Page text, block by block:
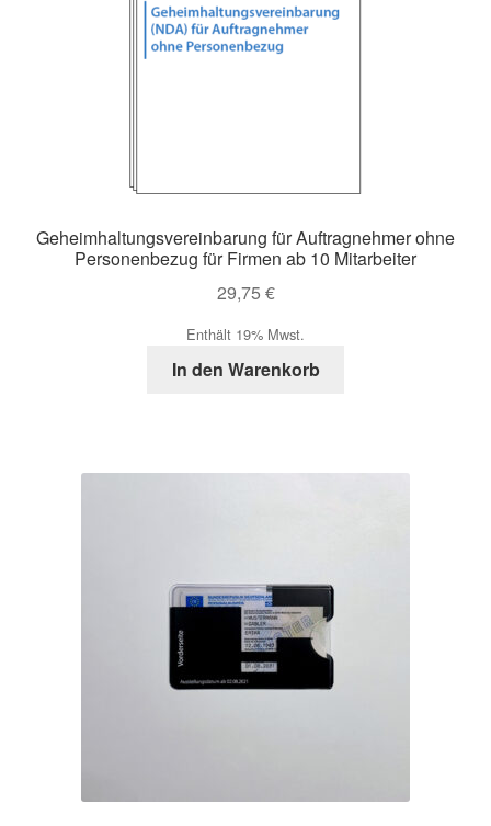
Geheimhaltungsvereinbarung für Auftragnehmer ohne
Personenbezug für Firmen ab 10 Mitarbeiter
29,75 €
Enthält 19% Mwst.
In den Warenkorb